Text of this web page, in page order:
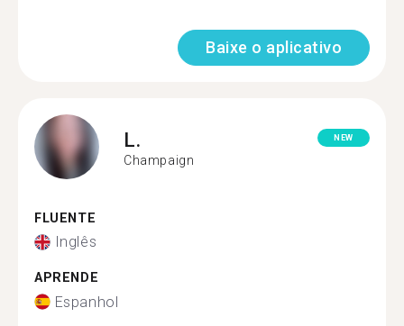
Baixe o aplicativo
L.
Champaign
NEW
FLUENTE
Inglês
APRENDE
Espanhol